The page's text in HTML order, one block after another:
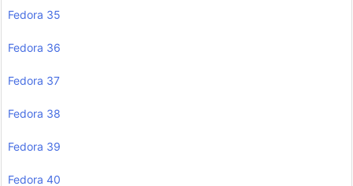
Fedora 35
Fedora 36
Fedora 37
Fedora 38
Fedora 39
Fedora 40